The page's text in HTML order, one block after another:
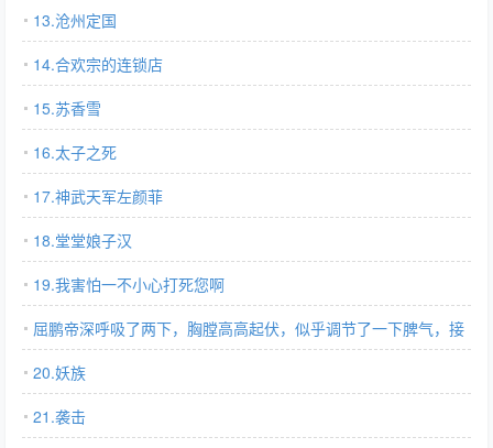
13.沧州定国
14.合欢宗的连锁店
15.苏香雪
16.太子之死
17.神武天军左颜菲
18.堂堂娘子汉
19.我害怕一不小心打死您啊
屈鹏帝深呼吸了两下，胸膛高高起伏，似乎调节了一下脾气，接
着他看向了一旁的白秋然与唐若薇，问道：
20.妖族
21.袭击